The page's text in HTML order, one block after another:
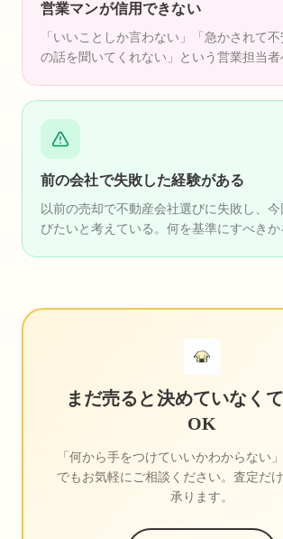
営業マンが信用できない
「いいことしか言わない」「急かされて
の話を聞いてくれない」という営業担当者
前の会社で失敗した経験がある
以前の売却で不動産会社選びに失敗し、
びたいと考えている。何を基準にすべきか
まだ売ると決めていなく
OK
「何から手をつけていいかわからない
でもお気軽にご相談ください。査定だ
承ります。